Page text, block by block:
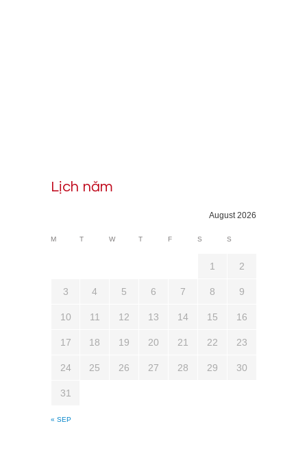
Lịch năm
August 2026
M T W T F S S
« SEP
1 2
3 4 5 6 7 8 9
10 11 12 13 14 15 16
17 18 19 20 21 22 23
24 25 26 27 28 29 30
31